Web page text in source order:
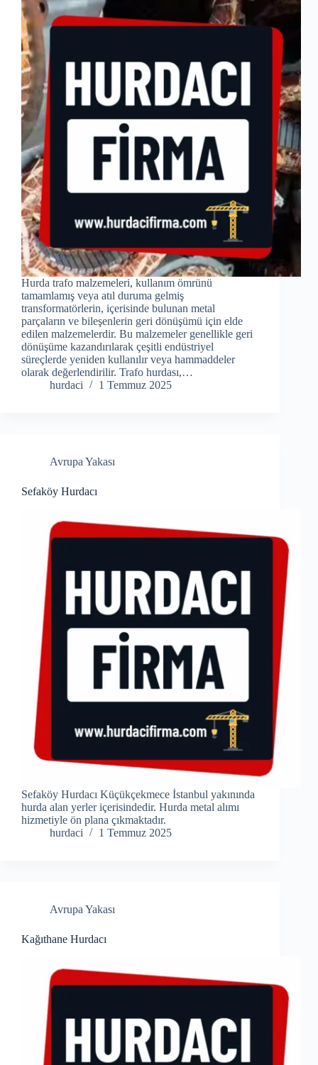
Hurda trafo malzemeleri, kullanım ömrünü
tamamlamış veya atıl duruma gelmiş
transformatörlerin, içerisinde bulunan metal
parçaların ve bileşenlerin geri dönüşümü için elde
edilen malzemelerdir. Bu malzemeler genellikle geri
dönüşüme kazandırılarak çeşitli endüstriyel
süreçlerde yeniden kullanılır veya hammaddeler
olarak değerlendirilir. Trafo hurdası,…
hurdaci
1 Temmuz 2025
Avrupa Yakası
Sefaköy Hurdacı
Sefaköy Hurdacı Küçükçekmece İstanbul yakınında
hurda alan yerler içerisindedir. Hurda metal alımı
hizmetiyle ön plana çıkmaktadır.
hurdaci
1 Temmuz 2025
Avrupa Yakası
Kağıthane Hurdacı